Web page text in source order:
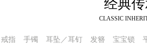
经典
CLASSIC
戒指 手镯 耳坠／耳钉 发簪 宝宝锁